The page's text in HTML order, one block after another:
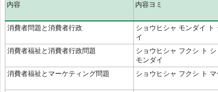
内容 内容ヨミ
消費者問題と消費者行政
ショウヒシャ モンダイ ト
イ
消費者福祉と消費者行政問題
ショウヒシャ フクシ ト
モンダイ
消費者福祉とマーケティング問題
ショウヒシャ フクシ ト